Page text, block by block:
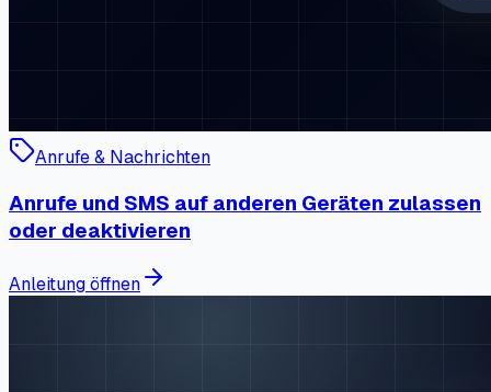
Anrufe & Nachrichten
Anrufe und SMS auf anderen Geräten zulassen
oder deaktivieren
Anleitung öffnen